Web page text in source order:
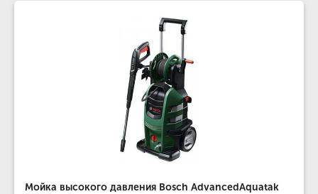
Мойка высокого давления Bosch AdvancedAquatak